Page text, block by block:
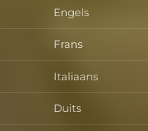
Engels
Frans
Italiaans
Duits